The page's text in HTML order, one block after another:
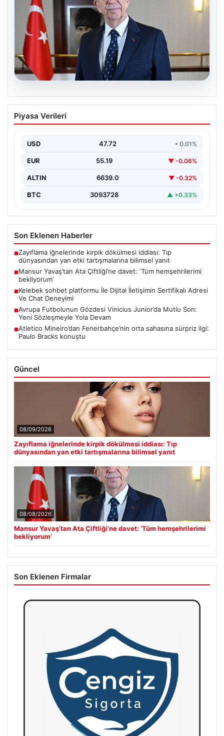
08.08.2026
Mansur Yavaş’tan Ata Çiftliği’ne davet:
‘Tüm hemşehrilerimi bekliyorum’
Ankaralılara Doğa ve Üretimle Buluşma Çağrısı",
"content":…
Piyasa Verileri
USD 47.72 • 0.01%
EUR 55.19 ▼ -0.06%
ALTIN 6639.0 ▼ -0.32%
BTC 3093728 ▲ +0.33%
Son Eklenen Haberler
■Zayıflama iğnelerinde kirpik dökülmesi iddiası: Tıp
dünyasından yan etki tartışmalarına bilimsel yanıt
■Mansur Yavaş’tan Ata Çiftliği’ne davet: ‘Tüm hemşehrilerimi
bekliyorum’
■Kelebek sohbet platformu İle Dijital İletişimin Sertifikalı Adresi
Ve Chat Deneyimi
■Avrupa Futbolunun Gözdesi Vinicius Junior’da Mutlu Son:
Yeni Sözleşmeyle Yola Devam
■Atletico Mineiro’dan Fenerbahçe’nin orta sahasına sürpriz ilgi:
Paulo Bracks konuştu
Güncel
08/09/2026
Zayıflama iğnelerinde kirpik dökülmesi iddiası: Tıp
dünyasından yan etki tartışmalarına bilimsel yanıt
08/08/2026
Mansur Yavaş’tan Ata Çiftliği’ne davet: ‘Tüm hemşehrilerimi
bekliyorum’
Son Eklenen Firmalar